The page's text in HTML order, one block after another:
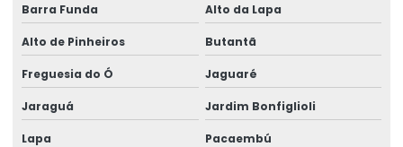
Cursos de projetos estruturais
Detalhamento de estrutura metálica
Dimensionamento Estrutural Para Prédios
Empresa de calculo estrutural
Barra Funda Alto da Lapa
Alto de Pinheiros Butantã
Freguesia do Ó Jaguaré
Jaraguá Jardim Bonfiglioli
Lapa Pacaembú